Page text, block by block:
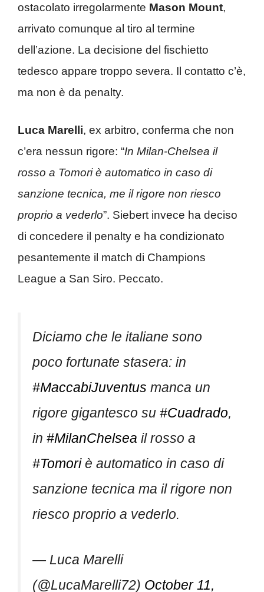
ostacolato irregolarmente Mason Mount,
arrivato comunque al tiro al termine
dell’azione. La decisione del fischietto
tedesco appare troppo severa. Il contatto c’è,
ma non è da penalty.
Luca Marelli, ex arbitro, conferma che non
c’era nessun rigore: “In Milan-Chelsea il
rosso a Tomori è automatico in caso di
sanzione tecnica, me il rigore non riesco
proprio a vederlo”. Siebert invece ha deciso
di concedere il penalty e ha condizionato
pesantemente il match di Champions
League a San Siro. Peccato.
Diciamo che le italiane sono
poco fortunate stasera: in
#MaccabiJuventus manca un
rigore gigantesco su #Cuadrado
in #MilanChelsea il rosso a
#Tomoriè automatico in caso di
sanzione tecnica ma il rigore non
riesco proprio a vederlo.
— Luca Marelli
(@LucaMarelli72) October 11,